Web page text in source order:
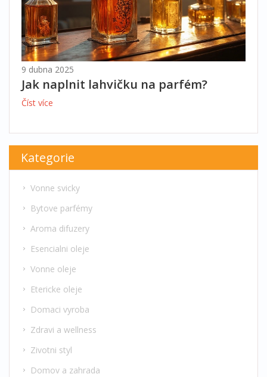
9 dubna 2025
Jak naplnit lahvičku na parfém?
Číst více
Kategorie
Vonne svicky
Bytove parfémy
Aroma difuzery
Esencialni oleje
Vonne oleje
Etericke oleje
Domaci vyroba
Zdravi a wellness
Zivotni styl
Domov a zahrada